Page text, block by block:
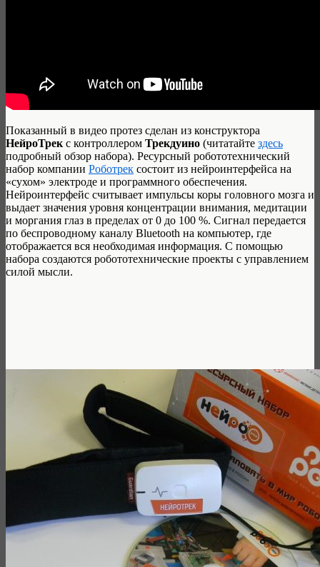
Показанный в видео протез сделан из конструктора
НейроТрек с контроллером Трекдуино (читатайте здесь
подробный обзор набора). Ресурсный робототехнический
набор компании Роботрек состоит из нейроинтерфейса на
«сухом» электроде и программного обеспечения.
Нейроинтерфейс считывает импульсы коры головного мозга и
выдает значения уровня концентрации внимания, медитации
и моргания глаз в пределах от 0 до 100 %. Сигнал передается
по беспроводному каналу Bluetooth на компьютер, где
отображается вся необходимая информация. С помощью
набора создаются робототехнические проекты с управлением
силой мысли.